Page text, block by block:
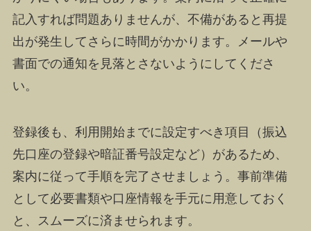
記入すれば問題ありませんが、不備があると再提
出が発生してさらに時間がかかります。メールや
書面での通知を見落とさないようにしてくださ
い。
登録後も、利用開始までに設定すべき項目（振込
先口座の登録や暗証番号設定など）があるため、
案内に従って手順を完了させましょう。事前準備
として必要書類や口座情報を手元に用意しておく
と、スムーズに済ませられます。